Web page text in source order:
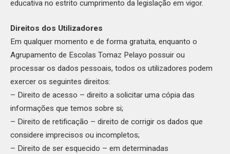
educativa no estrito cumprimento da legislação em vigor.
Direitos dos Utilizadores
Em qualquer momento e de forma gratuita, enquanto o
Agrupamento de Escolas Tomaz Pelayo possuir ou
processar os dados pessoais, todos os utilizadores podem
exercer os seguintes direitos:
– Direito de acesso – direito a solicitar uma cópia das
informações que temos sobre si;
– Direito de retificação – direito de corrigir os dados que
considere imprecisos ou incompletos;
– Direito de ser esquecido – em determinadas